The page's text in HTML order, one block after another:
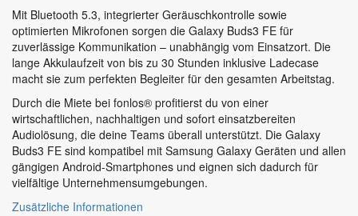
Mit Bluetooth 5.3, integrierter Geräuschkontrolle sowie
optimierten Mikrofonen sorgen die Galaxy Buds3 FE für
zuverlässige Kommunikation – unabhängig vom Einsatzort. Die
lange Akkulaufzeit von bis zu 30 Stunden inklusive Ladecase
macht sie zum perfekten Begleiter für den gesamten Arbeitstag.
Durch die Miete bei fonlos® profitierst du von einer
wirtschaftlichen, nachhaltigen und sofort einsatzbereiten
Audiolösung, die deine Teams überall unterstützt. Die Galaxy
Buds3 FE sind kompatibel mit Samsung Galaxy Geräten und allen
gängigen Android-Smartphones und eignen sich dadurch für
vielfältige Unternehmensumgebungen.
Zusätzliche Informationen